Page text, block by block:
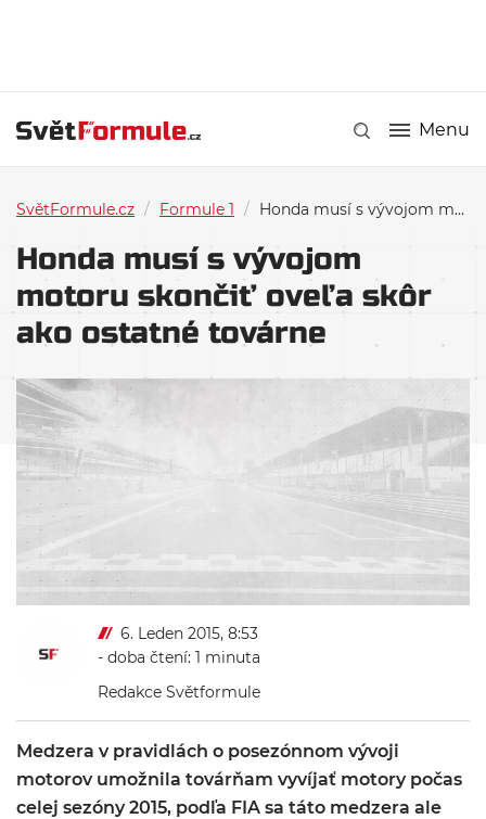
Menu
SvětFormule.cz / Formule 1 / Honda musí s vývojom motoru skončiť oveľa skôr ako ostatné továrne
Honda musí s vývojom
motoru skončiť oveľa skôr
ako ostatné továrne
6. Leden 2015, 8:53
- doba čtení: 1 minuta
Redakce Světformule
Medzera v pravidlách o posezónnom vývoji
motorov umožnila továrňam vyvíjať motory počas
celej sezóny 2015, podľa FIA sa táto medzera ale